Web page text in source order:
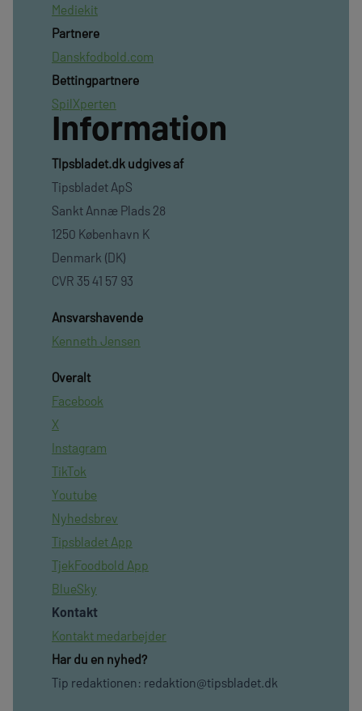
Mediekit
Partnere
Danskfodbold.com
Bettingpartnere
SpilXperten
Information
TIpsbladet.dk udgives af
Tipsbladet ApS
Sankt Annæ Plads 28
1250 København K
Denmark (DK)
CVR 35 41 57 93
Ansvarshavende
Kenneth Jensen
Overalt
Facebook
X
Instagram
TikTok
Youtube
Nyhedsbrev
Tipsbladet App
TjekFoodbold App
BlueSky
Kontakt
Kontakt medarbejder
Har du en nyhed?
Tip redaktionen: redaktion@tipsbladet.dk